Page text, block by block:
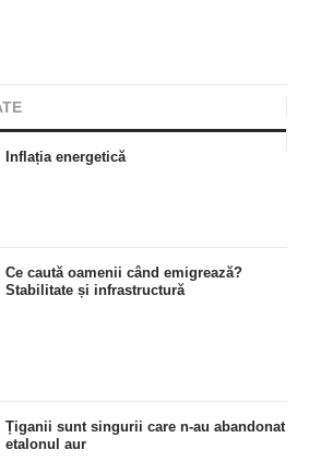
Inflația energetică
Ce caută oamenii când emigrează?
Stabilitate și infrastructură
Țiganii sunt singurii care n-au abandonat
etalonul aur